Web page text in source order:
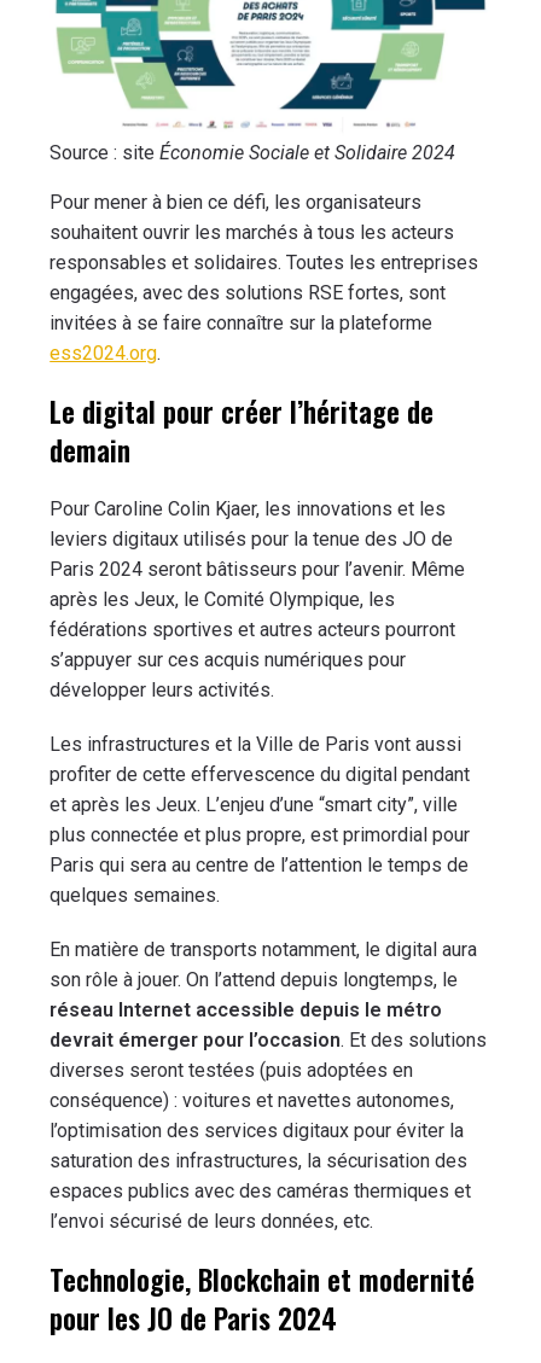
Source : siteÉconomie Sociale et Solidaire 2024
Pour mener à bien ce défi, les organisateurs
souhaitent ouvrir les marchés à tous les acteurs
responsables et solidaires. Toutes les entreprises
engagées, avec des solutions RSE fortes, sont
invitées à se faire connaître sur la plateforme
ess2024.org.
Le digital pour créer l’héritage de
demain
Pour Caroline Colin Kjaer, les innovations et les
leviers digitaux utilisés pour la tenue des JO de
Paris 2024 seront bâtisseurs pour l’avenir. Même
après les Jeux, le Comité Olympique, les
fédérations sportives et autres acteurs pourront
s’appuyer sur ces acquis numériques pour
développer leurs activités.
Les infrastructures et la Ville de Paris vont aussi
profiter de cette effervescence du digital pendant
et après les Jeux. L’enjeu d’une “smart city”, ville
plus connectée et plus propre, est primordial pour
Paris qui sera au centre de l’attention le temps de
quelques semaines.
En matière de transports notamment, le digital aura
son rôle à jouer. On l’attend depuis longtemps, le
réseau Internet accessible depuis le métro
devrait émerger pour l’occasion. Et des solutions
diverses seront testées (puis adoptées en
conséquence) : voitures et navettes autonomes,
l’optimisation des services digitaux pour éviter la
saturation des infrastructures, la sécurisation des
espaces publics avec des caméras thermiques et
l’envoi sécurisé de leurs données, etc.
Technologie, Blockchain et modernité
pour les JO de Paris 2024